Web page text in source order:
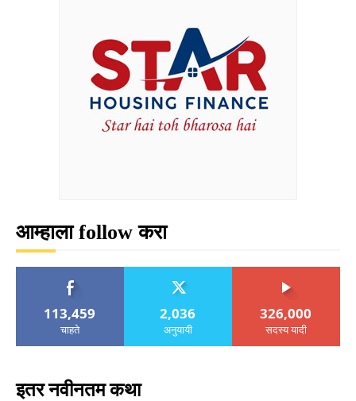
आम्हाला follow करा
113,459
चाहते
2,036
अनुयायी
326,000
सदस्य यादी
इतर नवीनतम कथा